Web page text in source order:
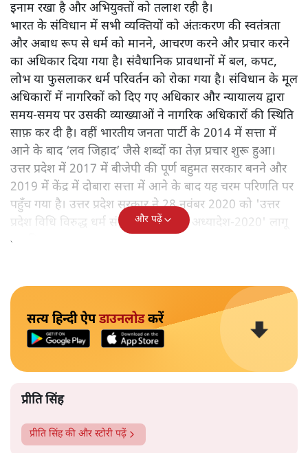
इनाम रखा है और अभियुक्तों को तलाश रही है।
भारत के संविधान में सभी व्यक्तियों को अंतःकरण की स्वतंत्रता
और अबाध रूप से धर्म को मानने, आचरण करने और प्रचार करने
का अधिकार दिया गया है। संवैधानिक प्रावधानों में बल, कपट,
लोभ या फुसलाकर धर्म परिवर्तन को रोका गया है। संविधान के मूल
अधिकारों में नागरिकों को दिए गए अधिकार और न्यायालय द्वारा
समय-समय पर उसकी व्याख्याओं ने नागरिक अधिकारों की स्थिति
साफ़ कर दी है। वहीं भारतीय जनता पार्टी के 2014 में सत्ता में
आने के बाद ‘लव जिहाद’ जैसे शब्दों का तेज़ प्रचार शुरू हुआ।
उत्तर प्रदेश में 2017 में बीजेपी की पूर्ण बहुमत सरकार बनने और
2019 में केंद्र में दोबारा सत्ता में आने के बाद यह चरम परिणति पर
पहुँच गया है। उत्तर प्रदेश सरकार ने 28 नवंबर 2020 को 'उत्तर
प्रदेश विधि विरुद्ध धर्म संपरिवर्तन प्रतिषेध अध्यादेश-2020' लागू
कर दिया।
और पढ़ें
सत्य हिन्दी ऐपडाउनलोडकरें
प्रीति सिंह
प्रीति सिंहकी और स्टोरी पढ़ें